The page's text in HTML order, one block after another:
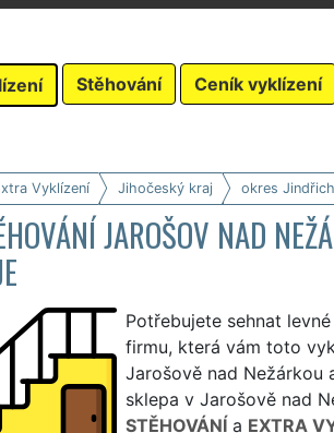
Stěhování Ceník vyklízení
Vyklízení Jihočeský kraj okres
JAROŠOV NAD
Potřebujete sehnat
firmu, která vám toto
Jarošově nad Nežárkou
sklepa v Jarošově nad
STĚHOVÁNÍa EXTRA